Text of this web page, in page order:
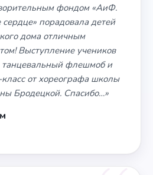
фондом «АиФ.
порадовала детей
дома отличным
Выступление учеников
флешмоб и
класс от хореографа школы
Бродецкой. Спасибо…»